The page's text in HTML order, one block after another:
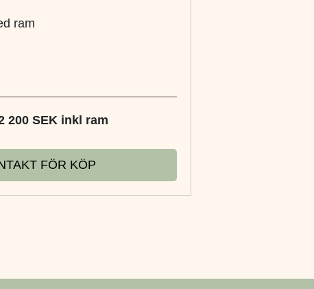
ram
200 SEK inkl ram
FÖR KÖP